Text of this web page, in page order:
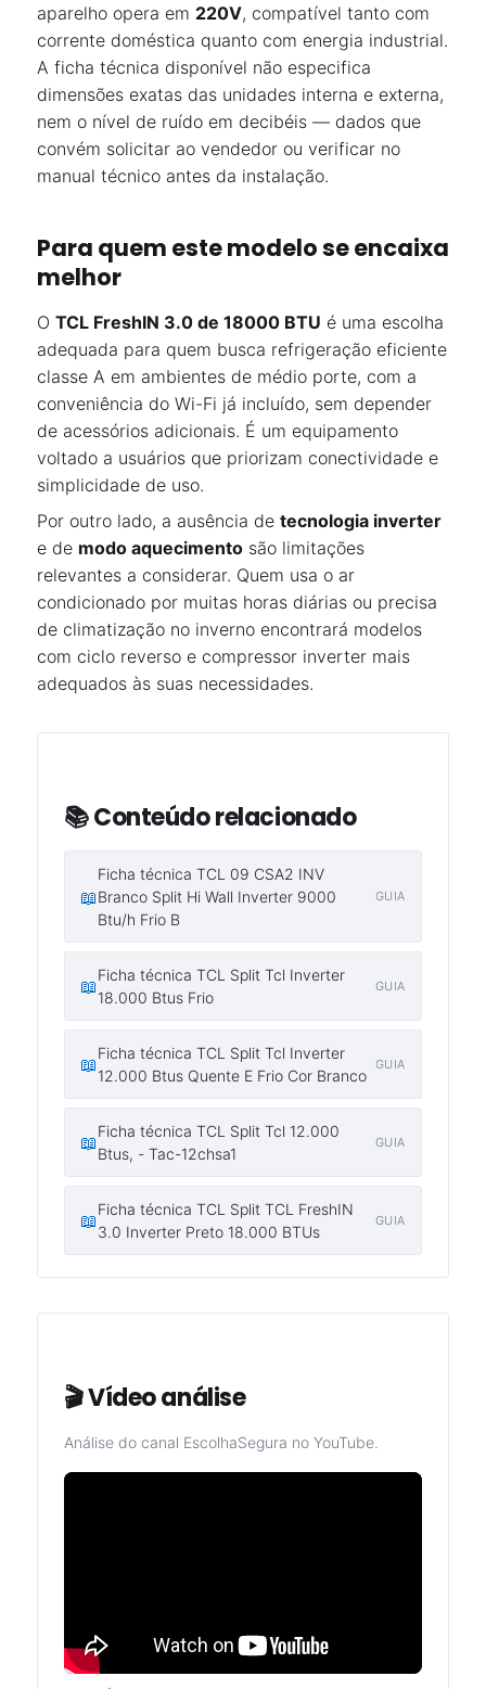
aparelho opera em 220V, compatível tanto com
corrente doméstica quanto com energia industrial.
A ficha técnica disponível não especifica
dimensões exatas das unidades interna e externa,
nem o nível de ruído em decibéis — dados que
convém solicitar ao vendedor ou verificar no
manual técnico antes da instalação.
Para quem este modelo se encaixa
melhor
O TCL FreshIN 3.0 de 18000 BTU é uma escolha
adequada para quem busca refrigeração eficiente
classe A em ambientes de médio porte, com a
conveniência do Wi-Fi já incluído, sem depender
de acessórios adicionais. É um equipamento
voltado a usuários que priorizam conectividade e
simplicidade de uso.
Por outro lado, a ausência de tecnologia inverter
e de modo aquecimento são limitações
relevantes a considerar. Quem usa o ar
condicionado por muitas horas diárias ou precisa
de climatização no inverno encontrará modelos
com ciclo reverso e compressor inverter mais
adequados às suas necessidades.
📚 Conteúdo relacionado
📖
Ficha técnica TCL 09 CSA2 INV
Branco Split Hi Wall Inverter 9000
Btu/h Frio B
GUIA
📖
Ficha técnica TCL Split Tcl Inverter
18.000 Btus Frio
GUIA
📖
Ficha técnica TCL Split Tcl Inverter
12.000 Btus Quente E Frio Cor Branco
GUIA
📖
Ficha técnica TCL Split Tcl 12.000
Btus, - Tac-12chsa1
GUIA
📖
Ficha técnica TCL Split TCL FreshIN
3.0 Inverter Preto 18.000 BTUs
GUIA
🎬 Vídeo análise
Análise do canal EscolhaSegura no YouTube.